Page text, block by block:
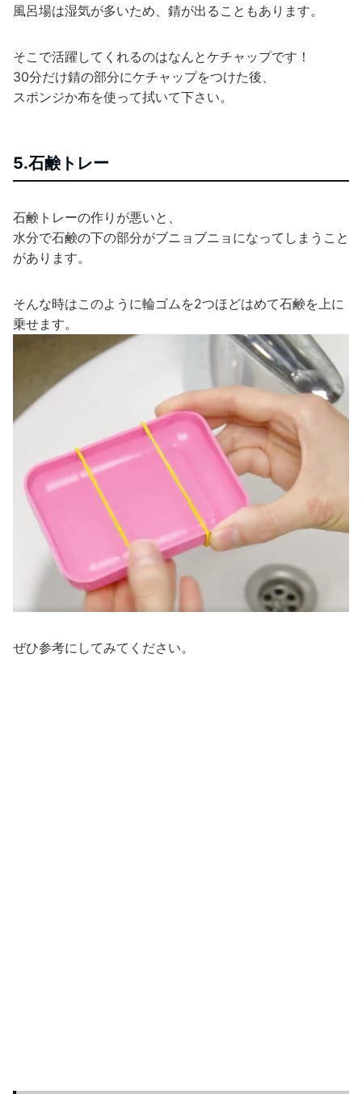
風呂場は湿気が多いため、錆が出ることもあります。
そこで活躍してくれるのはなんとケチャップです！
30分だけ錆の部分にケチャップをつけた後、
スポンジか布を使って拭いて下さい。
5.石鹸トレー
石鹸トレーの作りが悪いと、
水分で石鹸の下の部分がブニョブニョになってしまうこと
があります。
そんな時はこのように輪ゴムを2つほどはめて石鹸を上に
乗せます。
ぜひ参考にしてみてください。